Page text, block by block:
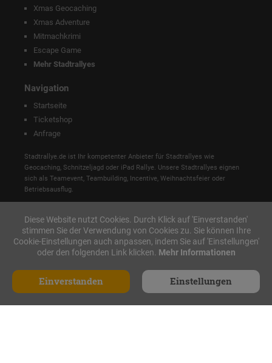
Xmas Geocaching
Xmas Adventure
Mitmachkrimi
Escape Game
Mehr Stadtrallyes
Navigation
Startseite
Ticketshop
Anfrage
Stadtrallye.de ist Ihr kompetenter Anbieter für Stadtrallyes wie
Geocaching, Schnitzeljagd oder iPad Rallye. Unsere Stadtrallyes eignen
sich als Teamevent, Teambuilding, Incentive, Weihnachtsfeier oder
Betriebsausflug.
Made with ♥ in Nürnberg
Diese Website nutzt Cookies. Durch Klick auf 'Einverstanden'
stimmen Sie der Verwendung von Cookies zu. Sie können Ihre
Cookie-Einstellungen auch anpassen, indem Sie auf 'Einstellungen'
oder den folgenden Link klicken. Mehr Informationen
Einverstanden Einstellungen